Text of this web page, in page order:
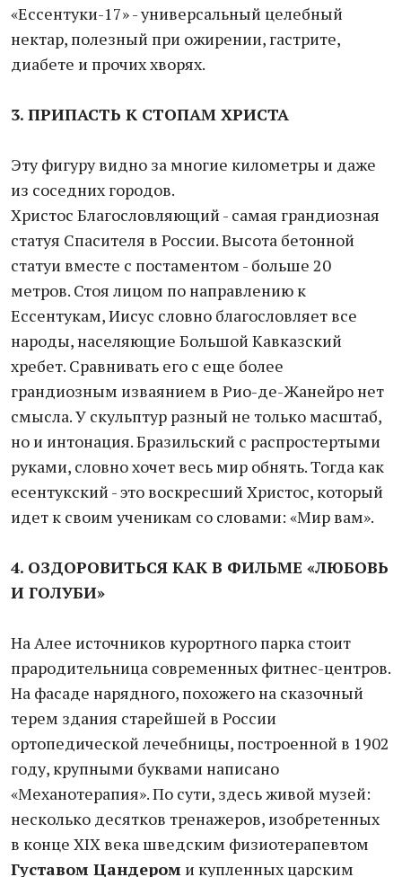
«Ессентуки-17» - универсальный целебный
нектар, полезный при ожирении, гастрите,
диабете и прочих хворях.
3. ПРИПАСТЬ К СТОПАМ ХРИСТА
Эту фигуру видно за многие километры и даже
из соседних городов.
Христос Благословляющий - самая грандиозная
статуя Спасителя в России. Высота бетонной
статуи вместе с постаментом - больше 20
метров. Стоя лицом по направлению к
Ессентукам, Иисус словно благословляет все
народы, населяющие Большой Кавказский
хребет. Сравнивать его с еще более
грандиозным изваянием в Рио-де-Жанейро нет
смысла. У скульптур разный не только масштаб,
но и интонация. Бразильский с распростертыми
руками, словно хочет весь мир обнять. Тогда как
есентукский - это воскресший Христос, который
идет к своим ученикам со словами: «Мир вам».
4. ОЗДОРОВИТЬСЯ КАК В ФИЛЬМЕ «ЛЮБОВЬ
И ГОЛУБИ»
На Алее источников курортного парка стоит
прародительница современных фитнес-центров.
На фасаде нарядного, похожего на сказочный
терем здания старейшей в России
ортопедической лечебницы, построенной в 1902
году, крупными буквами написано
«Механотерапия». По сути, здесь живой музей:
несколько десятков тренажеров, изобретенных
в конце ХIX века шведским физиотерапевтом
Густавом Цандером и купленных царским